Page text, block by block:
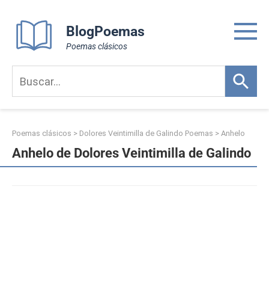
content
BlogPoemas
Poemas clásicos
Poemas clásicos > Dolores Veintimilla de Galindo Poemas > Anhelo
Anhelo de Dolores Veintimilla de Galindo